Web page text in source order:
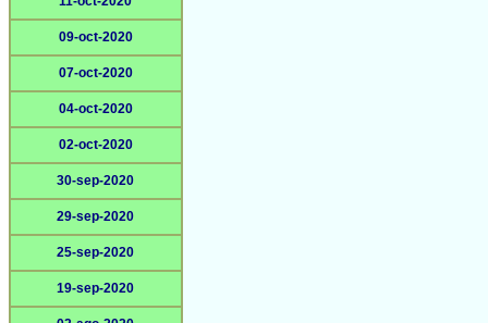
09-oct-2020
07-oct-2020
04-oct-2020
02-oct-2020
30-sep-2020
29-sep-2020
25-sep-2020
19-sep-2020